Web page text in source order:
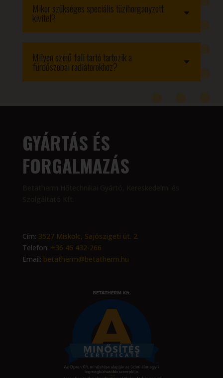
Mikor szükséges speciális tüzihorganyzott
kivitel?
Milyen színű fali tartó tartozik a
fürdőszobai radiátorokhoz?
GYÁRTÁS ÉS
FORGALMAZÁS
Cím: 3527 Miskolc, Sajószigeti út. 2.
Telefon: +36 46 432-266
Email: betatherm@betatherm.hu